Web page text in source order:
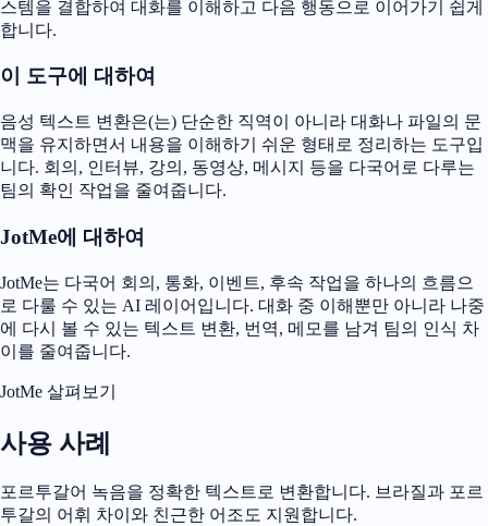
스템을 결합하여 대화를 이해하고 다음 행동으로 이어가기 쉽게
합니다.
이 도구에 대하여
음성 텍스트 변환은(는) 단순한 직역이 아니라 대화나 파일의 문
맥을 유지하면서 내용을 이해하기 쉬운 형태로 정리하는 도구입
니다. 회의, 인터뷰, 강의, 동영상, 메시지 등을 다국어로 다루는
팀의 확인 작업을 줄여줍니다.
JotMe에 대하여
JotMe는 다국어 회의, 통화, 이벤트, 후속 작업을 하나의 흐름으
로 다룰 수 있는 AI 레이어입니다. 대화 중 이해뿐만 아니라 나중
에 다시 볼 수 있는 텍스트 변환, 번역, 메모를 남겨 팀의 인식 차
이를 줄여줍니다.
JotMe 살펴보기
사용 사례
포르투갈어 녹음을 정확한 텍스트로 변환합니다. 브라질과 포르
투갈의 어휘 차이와 친근한 어조도 지원합니다.